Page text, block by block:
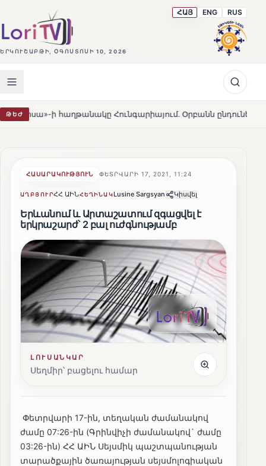
ԵՐԿՈՒՇԱԲԹԻ, ՕԳՈՍՏՈՍԻ 10, 2026
ՀԱՅ ENG RUS
ԹԵԺ Հունգարիայում․ Օրբանն ընդունեց պարտությունը
ՀԱՍԱՐԱԿՈՒԹՅՈՒՆ ՓԵՏՐՎԱՐԻ 17, 2021, 11:24
ԱՂԲՅՈՒՐՀՀ ԱԻՆՀԵՂԻՆԱԿLusine Sargsyan Կիսվել
Երևանում և Արտաշատում զգացվել է
երկրաշարժ՝ 2 բալ ուժգնությամբ
ԼՈՒՍԱՆԿԱՐ
Սեղմիր՝ բացելու համար
Փետրվարի 17-ին, տեղական ժամանակով
ժամը 07:26-ին (Գրինվիչի ժամանակով` ժամը
03:26-ին) ՀՀ ԱԻՆ Սեյսմիկ պաշտպանության
տարածքային ծառայության սեյսմոլոգիական